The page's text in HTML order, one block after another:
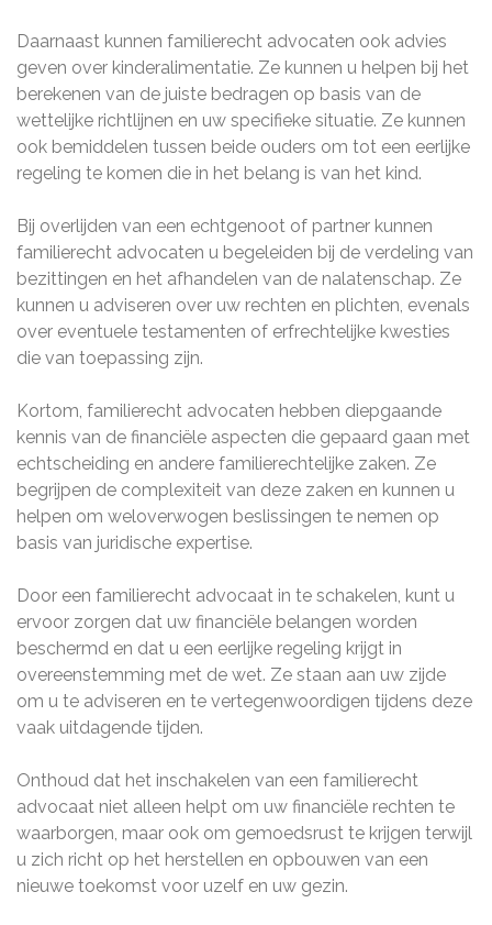
Daarnaast kunnen familierecht advocaten ook advies
geven over kinderalimentatie. Ze kunnen u helpen bij het
berekenen van de juiste bedragen op basis van de
wettelijke richtlijnen en uw specifieke situatie. Ze kunnen
ook bemiddelen tussen beide ouders om tot een eerlijke
regeling te komen die in het belang is van het kind.
Bij overlijden van een echtgenoot of partner kunnen
familierecht advocaten u begeleiden bij de verdeling van
bezittingen en het afhandelen van de nalatenschap. Ze
kunnen u adviseren over uw rechten en plichten, evenals
over eventuele testamenten of erfrechtelijke kwesties
die van toepassing zijn.
Kortom, familierecht advocaten hebben diepgaande
kennis van de financiële aspecten die gepaard gaan met
echtscheiding en andere familierechtelijke zaken. Ze
begrijpen de complexiteit van deze zaken en kunnen u
helpen om weloverwogen beslissingen te nemen op
basis van juridische expertise.
Door een familierecht advocaat in te schakelen, kunt u
ervoor zorgen dat uw financiële belangen worden
beschermd en dat u een eerlijke regeling krijgt in
overeenstemming met de wet. Ze staan aan uw zijde
om u te adviseren en te vertegenwoordigen tijdens deze
vaak uitdagende tijden.
Onthoud dat het inschakelen van een familierecht
advocaat niet alleen helpt om uw financiële rechten te
waarborgen, maar ook om gemoedsrust te krijgen terwijl
u zich richt op het herstellen en opbouwen van een
nieuwe toekomst voor uzelf en uw gezin.